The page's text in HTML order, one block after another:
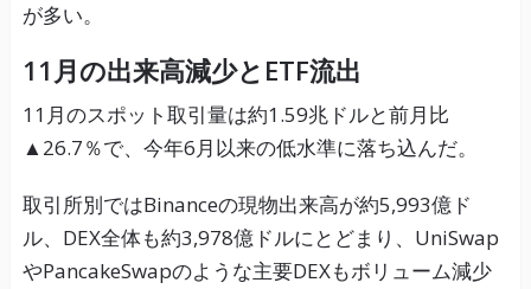
が多い。
11月の出来高減少とETF流出
11月のスポット取引量は約1.59兆ドルと前月比
▲26.7％で、今年6月以来の低水準に落ち込んだ。
取引所別ではBinanceの現物出来高が約5,993億ド
ル、DEX全体も約3,978億ドルにとどまり、UniSwap
やPancakeSwapのような主要DEXもボリューム減少